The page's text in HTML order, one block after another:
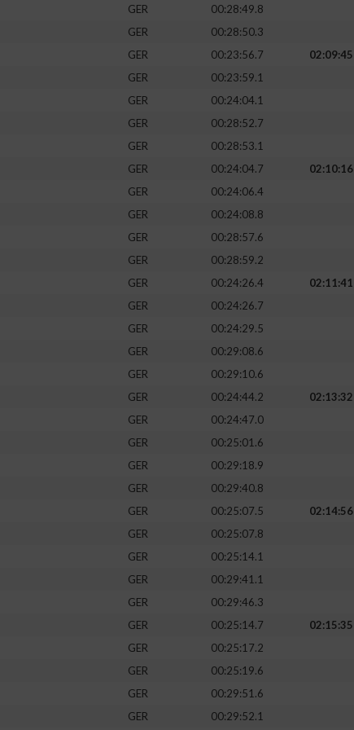
GER
00:28:49.8
GER
00:28:50.3
GER 00:23:56.7
02:09:45
GER
00:23:59.1
GER
00:24:04.1
GER
00:28:52.7
GER
00:28:53.1
GER 00:24:04.7
02:10:16
GER
00:24:06.4
GER
00:24:08.8
GER
00:28:57.6
GER
00:28:59.2
GER 00:24:26.4
02:11:41
GER
00:24:26.7
GER
00:24:29.5
GER
00:29:08.6
GER
00:29:10.6
GER 00:24:44.2
02:13:32
GER
00:24:47.0
GER
00:25:01.6
GER
00:29:18.9
GER
00:29:40.8
GER 00:25:07.5
02:14:56
GER
00:25:07.8
GER
00:25:14.1
GER
00:29:41.1
GER
00:29:46.3
GER 00:25:14.7
02:15:35
GER
00:25:17.2
GER
00:25:19.6
GER
00:29:51.6
GER 00:29:52.1